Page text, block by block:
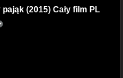
(2015) Cały film PL